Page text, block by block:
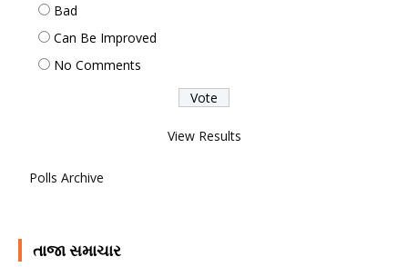
Bad
Can Be Improved
No Comments
View Results
Polls Archive
તાજા સમાચાર